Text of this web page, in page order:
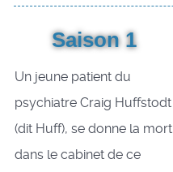
Saison 1
Un jeune patient du
psychiatre Craig Huffstodt
(dit Huff), se donne la mort
dans le cabinet de ce